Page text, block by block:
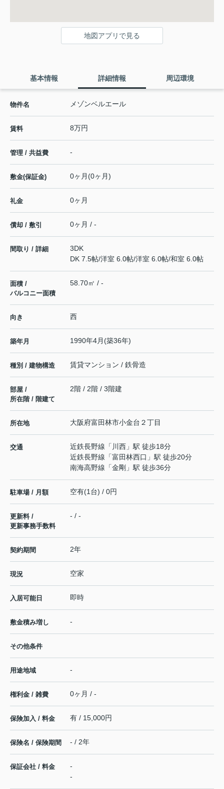
地図アプリで見る
基本情報 詳細情報 周辺環境
物件名 メゾンベルエール
賃料 8万円
管理 / 共益費 -
敷金(保証金) 0ヶ月(0ヶ月)
礼金 0ヶ月
償却 / 敷引 0ヶ月 / -
間取り / 詳細
3DK
DK 7.5帖/洋室 6.0帖/洋室 6.0帖/和室 6.0帖
面積 /
バルコニー面積
58.70㎡ / -
向き 西
築年月 1990年4月(築36年)
種別 / 建物構造 賃貸マンション / 鉄骨造
部屋 /
所在階 / 階建て
2階 / 2階 / 3階建
所在地 大阪府富田林市小金台 ２丁目
交通 近鉄長野線 「 川西 」駅 徒歩18分
近鉄長野線 「富田林西口 」駅 徒歩20分
南海高野線 「金剛 」駅 徒歩36分
駐車場 / 月額 空有(1台) / 0円
更新料 /
更新事務手数料
- / -
契約期間 2年
現況 空家
入居可能日 即時
敷金積み増し -
その他条件
用途地域 -
権利金 / 雑費 0ヶ月 / -
保険加入 / 料金 有 / 15,000円
保険名 / 保険期間 - / 2年
保証会社 / 料金
-
-